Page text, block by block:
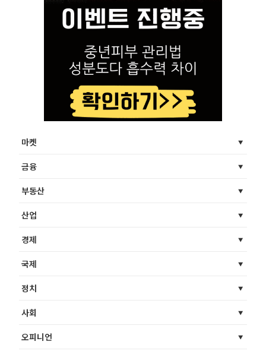
마켓
금융
부동산
산업
경제
국제
정치
사회
오피니언